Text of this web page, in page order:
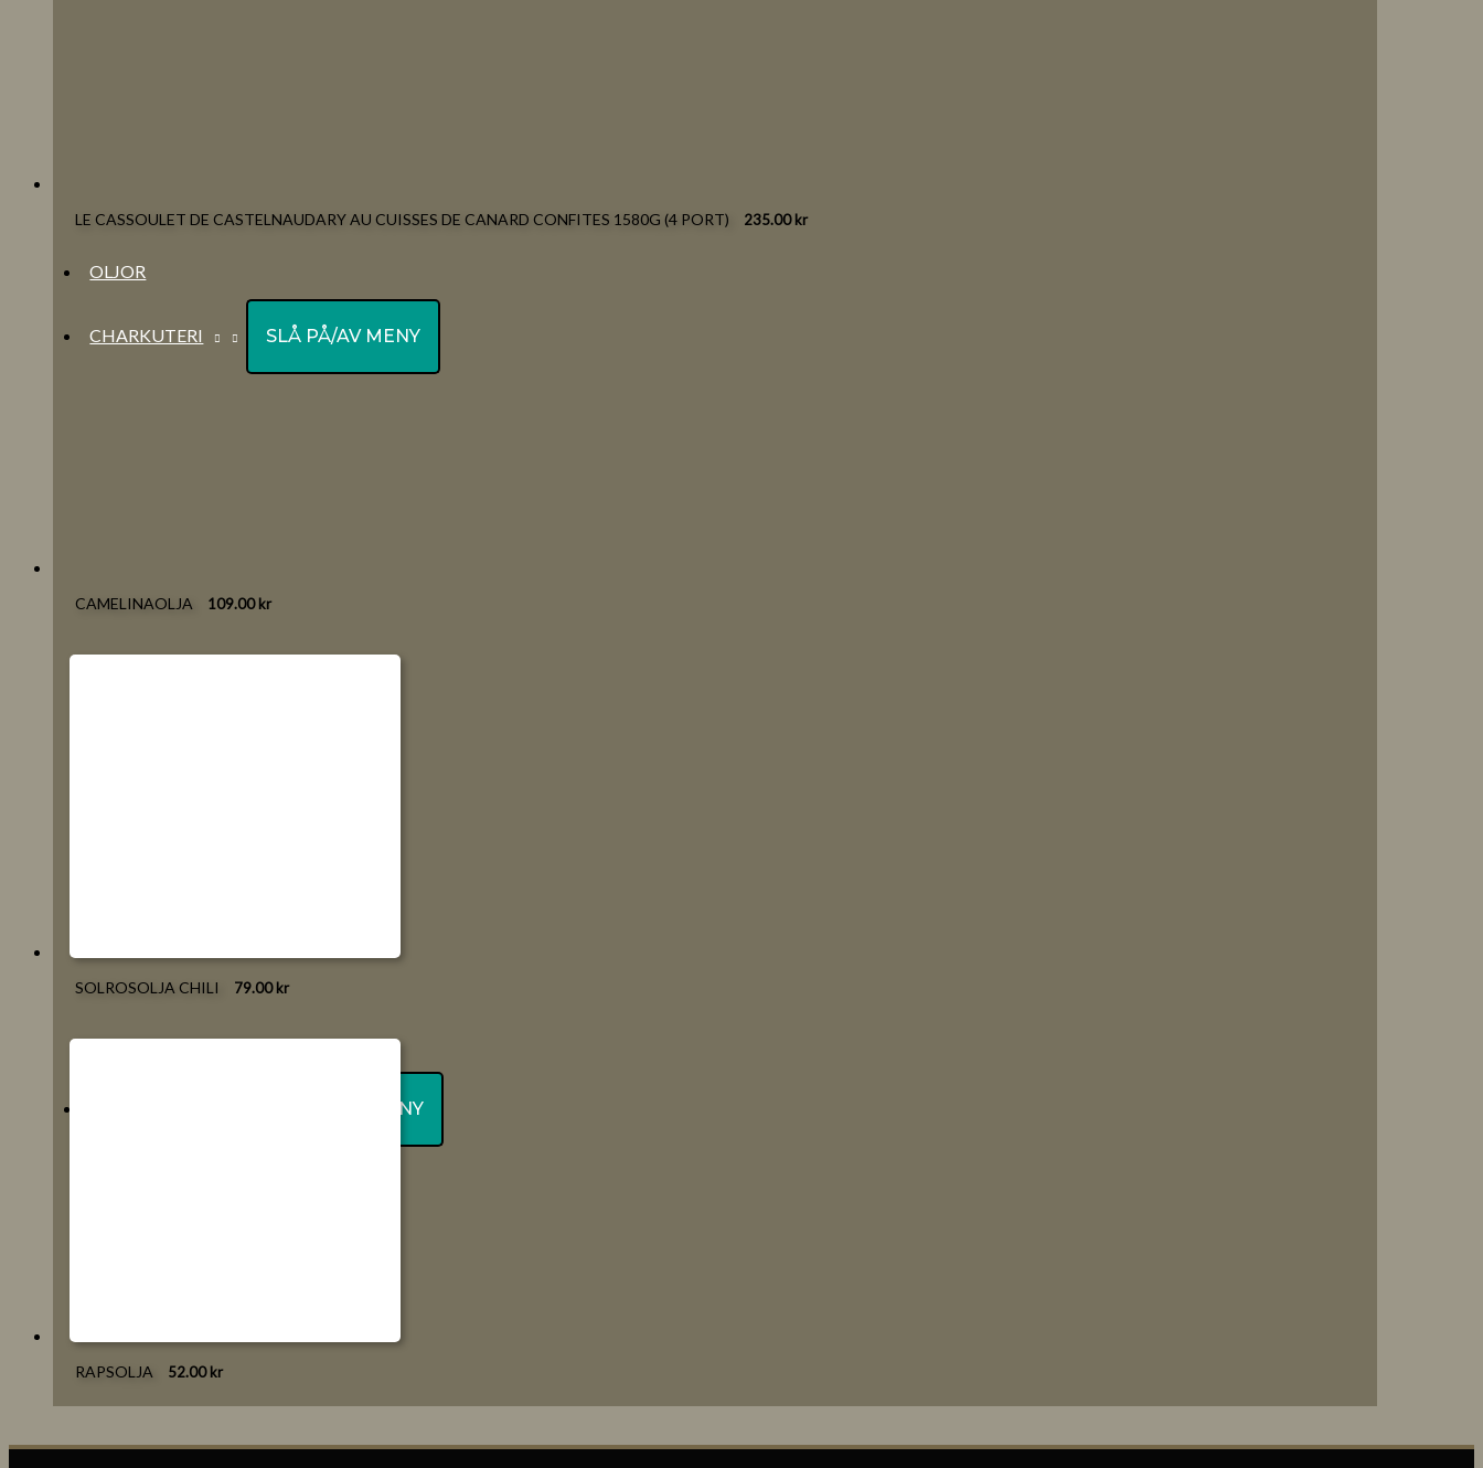
OLJOR
CHARKUTERI SLÅ PÅ/AV MENY
SLÅ PÅ/AV MENY
LE CASSOULET DE CASTELNAUDARY AU CUISSES DE CANARD CONFITES 1580G (4 PORT) 235.00kr
CAMELINAOLJA 109.00kr
SOLROSOLJA CHILI 79.00kr
RAPSOLJA 52.00kr